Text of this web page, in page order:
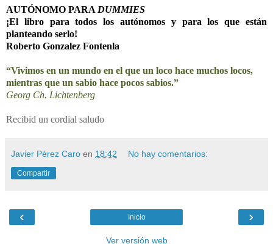
AUTÓNOMO PARA DUMMIES
¡El libro para todos los autónomos y para los que están
planteando serlo!
Roberto Gonzalez Fontenla
“Vivimos en un mundo en el que un loco hace muchos locos,
mientras que un sabio hace pocos sabios.”
Georg Ch. Lichtenberg
Recibid un cordial saludo
Javier Pérez Caro en 18:42 No hay comentarios:
Compartir
‹ ›
Inicio
Ver versión web